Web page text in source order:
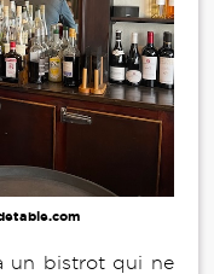
un bistrot qui ne